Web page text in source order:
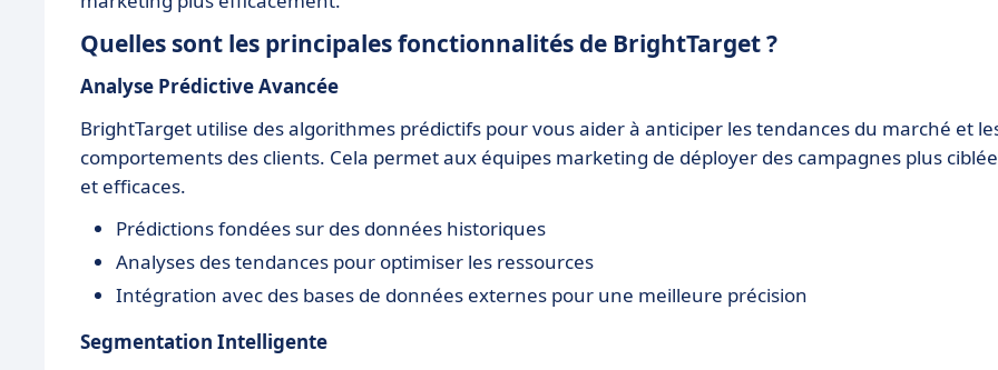
Quelles sont les principales fonctionnalités de BrightTarget ?
Analyse Prédictive Avancée
BrightTarget utilise des algorithmes prédictifs pour vous aider à anticiper les tendances du marché et
comportements des clients. Cela permet aux équipes marketing de déployer des campagnes plus
et efficaces.
Prédictions fondées sur des données historiques
Analyses des tendances pour optimiser les ressources
Intégration avec des bases de données externes pour une meilleure précision
Segmentation Intelligente